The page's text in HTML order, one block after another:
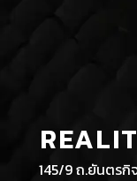
145/9 ถ.ยันตรกิ